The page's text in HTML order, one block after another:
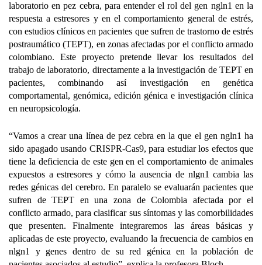
laboratorio en pez cebra, para entender el rol del gen ngln1 en la
respuesta a estresores y en el comportamiento general de estrés,
con estudios clínicos en pacientes que sufren de trastorno de estrés
postraumático (TEPT), en zonas afectadas por el conflicto armado
colombiano. Este proyecto pretende llevar los resultados del
trabajo de laboratorio, directamente a la investigación de TEPT en
pacientes, combinando así investigación en genética
comportamental, genómica, edición génica e investigación clínica
en neuropsicología.
“Vamos a crear una línea de pez cebra en la que el gen ngln1 ha
sido apagado usando CRISPR-Cas9, para estudiar los efectos que
tiene la deficiencia de este gen en el comportamiento de animales
expuestos a estresores y cómo la ausencia de nlgn1 cambia las
redes génicas del cerebro. En paralelo se evaluarán pacientes que
sufren de TEPT en una zona de Colombia afectada por el
conflicto armado, para clasificar sus síntomas y las comorbilidades
que presenten. Finalmente integraremos las áreas básicas y
aplicadas de este proyecto, evaluando la frecuencia de cambios en
nlgn1 y genes dentro de su red génica en la población de